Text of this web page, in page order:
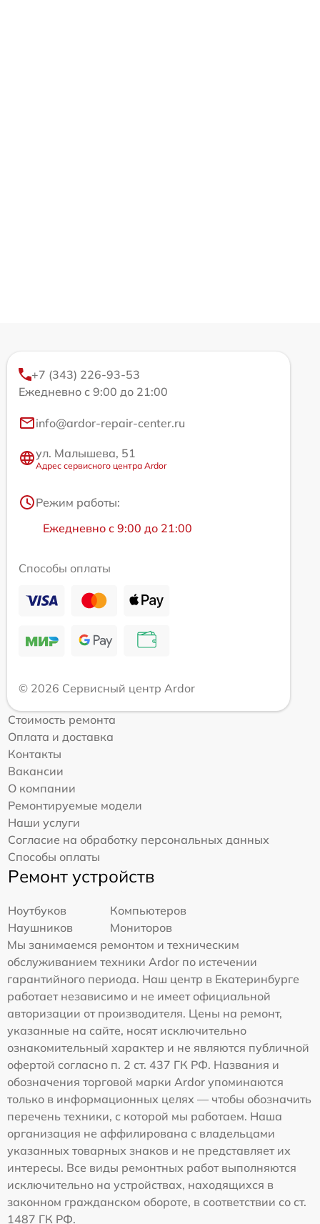
+7 (343) 226-93-53
Ежедневно с 9:00 до 21:00
info@ardor-repair-center.ru
ул. Малышева, 51
Адрес сервисного центра Ardor
Режим работы:
Ежедневно с 9:00 до 21:00
Способы оплаты
© 2026 Сервисный центр Ardor
Стоимость ремонта
Оплата и доставка
Контакты
Вакансии
О компании
Ремонтируемые модели
Наши услуги
Согласие на обработку персональных данных
Способы оплаты
Ремонт устройств
Ноутбуков
Компьютеров
Наушников
Мониторов
Мы занимаемся ремонтом и техническим
обслуживанием техники Ardor по истечении
гарантийного периода. Наш центр в Екатеринбурге
работает независимо и не имеет официальной
авторизации от производителя. Цены на ремонт,
указанные на сайте, носят исключительно
ознакомительный характер и не являются публичной
офертой согласно п. 2 ст. 437 ГК РФ. Названия и
обозначения торговой марки Ardor упоминаются
только в информационных целях — чтобы обозначить
перечень техники, с которой мы работаем. Наша
организация не аффилирована с владельцами
указанных товарных знаков и не представляет их
интересы. Все виды ремонтных работ выполняются
исключительно на устройствах, находящихся в
законном гражданском обороте, в соответствии со ст.
1487 ГК РФ.